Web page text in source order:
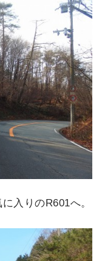
入りのR601へ。